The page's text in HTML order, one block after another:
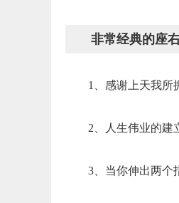
非常经典的座
1、感谢上天我所
2、人生伟业的建
3、当你伸出两个